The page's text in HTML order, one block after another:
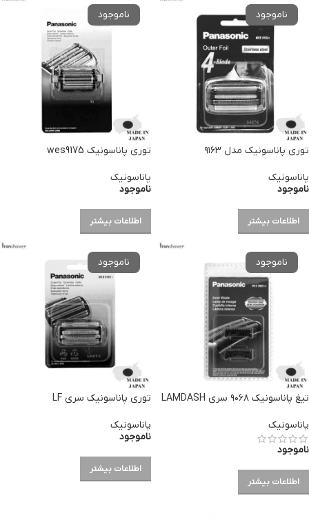
توری پاناسونیک مدل ۹۱۶۳
پاناسونیک
ناموجود
اطلاعات بیشتر
توری پاناسونیک wes9175
پاناسونیک
ناموجود
اطلاعات بیشتر
تیغ پاناسونیک ۹۰۶۸ سری LAMDASH
پاناسونیک
ناموجود
اطلاعات بیشتر
توری پاناسونیک سری LF
پاناسونیک
ناموجود
اطلاعات بیشتر